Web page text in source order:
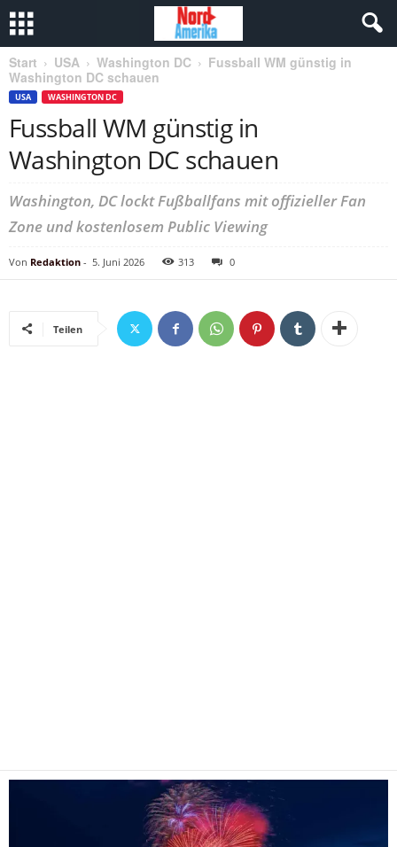
Start USA Washington DC
Fussball WM günstig in
Washington DC schauen
USA WASHINGTON DC
Fussball WM günstig in
Washington DC schauen
Washington, DC lockt Fußballfans mit offizieller Fan
Zone und kostenlosem Public Viewing
Von Redaktion - 5. Juni 2026 313 0
Teilen